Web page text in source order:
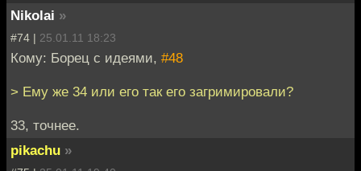
Nikolai »
#74 | 25.01.11 18:23
Кому: Борец с идеями, #48
> Ему же 34 или его так его загримировали?
33, точнее.
pikachu »